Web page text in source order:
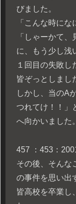
びました。
「こんな時にな
「しゃーかて
に、もう少し浅
１回目の失敗し
皆ぞっとしまし
しかし、当のA
つれてけ！！」
へ向かいました。
457 ：453：
その後、そんな
の事件を思い出
皆高校を卒業し